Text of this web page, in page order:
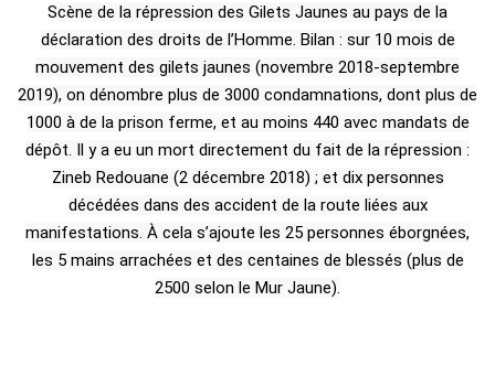
Scène de la répression des Gilets Jaunes au pays de la
déclaration des droits de l’Homme. Bilan : sur 10 mois de
mouvement des gilets jaunes (novembre 2018-septembre
2019), on dénombre plus de 3000 condamnations, dont plus de
1000 à de la prison ferme, et au moins 440 avec mandats de
dépôt. Il y a eu un mort directement du fait de la répression :
Zineb Redouane (2 décembre 2018) ; et dix personnes
décédées dans des accident de la route liées aux
manifestations. À cela s’ajoute les 25 personnes éborgnées,
les 5 mains arrachées et des centaines de blessés (plus de
2500 selon le Mur Jaune).